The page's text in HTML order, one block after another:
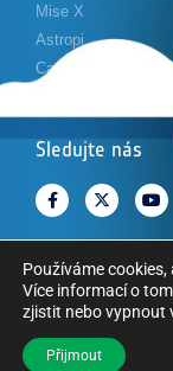
Mise X
Astropi
Cansat
Sledujte nás
Copyright © Evropská
Používáme
Více informací o
zjistit nebo vypnout
Přijmout